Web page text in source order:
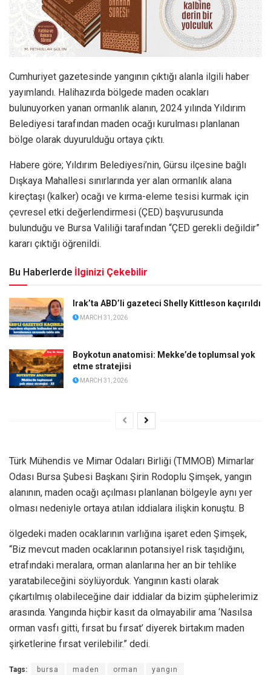
Cumhuriyet gazetesinde yangının çıktığı alanla ilgili haber
yayımlandı. Halihazırda bölgede maden ocakları
bulunuyorken yanan ormanlık alanın, 2024 yılında Yıldırım
Belediyesi tarafından maden ocağı kurulması planlanan
bölge olarak duyurulduğu ortaya çıktı.
Habere göre; Yıldırım Belediyesi’nin, Gürsu ilçesine bağlı
Dışkaya Mahallesi sınırlarında yer alan ormanlık alana
kireçtaşı (kalker) ocağı ve kırma-eleme tesisi kurmak için
çevresel etki değerlendirmesi (ÇED) başvurusunda
bulunduğu ve Bursa Valiliği tarafından “ÇED gerekli değildir”
kararı çıktığı öğrenildi.
Bu Haberlerde İlginizi Çekebilir
Irak’ta ABD’li gazeteci Shelly Kittleson kaçırıldı
MARCH 31, 2026
Boykotun anatomisi: Mekke’de toplumsal yok
etme stratejisi
MARCH 31, 2026
Türk Mühendis ve Mimar Odaları Birliği (TMMOB) Mimarlar
Odası Bursa Şubesi Başkanı Şirin Rodoplu Şimşek, yangın
alanının, maden ocağı açılması planlanan bölgeyle aynı yer
olması nedeniyle ortaya atılan iddialara ilişkin konuştu. B
ölgedeki maden ocaklarının varlığına işaret eden Şimşek,
“Biz mevcut maden ocaklarının potansiyel risk taşıdığını,
etrafındaki meralara, orman alanlarına her an bir tehlike
yaratabileceğini söylüyorduk. Yangının kasti olarak
çıkartılmış olabileceğine dair iddialar da bizim şüphelerimiz
arasında. Yangında hiçbir kasıt da olmayabilir ama ‘Nasılsa
orman vasfı gitti, fırsat bu fırsat’ diyerek birtakım maden
şirketlerine fırsat verilebilir.” dedi.
Tags: bursa maden orman yangın